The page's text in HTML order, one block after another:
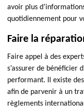
avoir plus
quotidiennement pour
Faire la
Faire appel à des
s’assurer de bénéficier
performant. Il existe
afin de parvenir à un
règlements